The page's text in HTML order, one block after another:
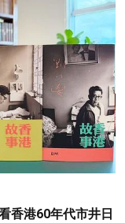
香港60年代市井日